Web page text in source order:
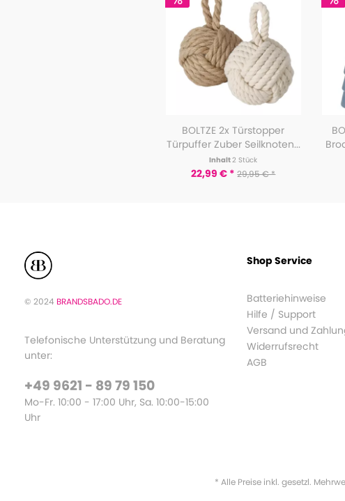
BOLTZE 2x Türstopper
Türpuffer Zuber Seilknoten...
Inhalt2 Stück
22,99 € * 29,95 € *
© 2024 BRANDSBADO.DE
Telefonische Unterstützung und Beratung
unter:
+49 9621 - 89 79 150
Mo-Fr. 10:00 - 17:00 Uhr, Sa. 10:00-15:00
Uhr
Shop Service
Batteriehinweise
Hilfe / Support
Versand und
Widerrufsrecht
AGB
* Alle Preise inkl. gesetzl.